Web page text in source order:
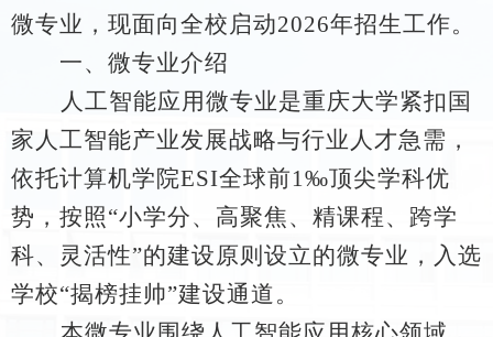
微专业，现面向全校启动2026年招生工作。
一、微专业介绍
人工智能应用微专业是重庆大学紧扣国
家人工智能产业发展战略与行业人才急需，
依托计算机学院ESI全球前1‰顶尖学科优
势，按照“小学分、高聚焦、精课程、跨学
科、灵活性”的建设原则设立的微专业，入选
学校“揭榜挂帅”建设通道。